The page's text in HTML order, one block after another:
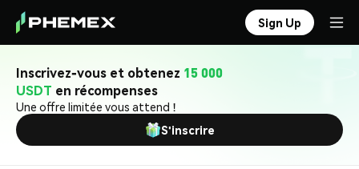
Sign Up
Inscrivez-vous et obtenez 15 000
USDT en récompenses
Une offre limitée vous attend !
S'inscrire